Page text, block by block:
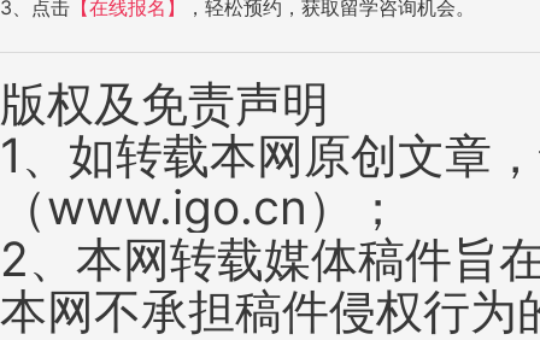
3、点击 【在线报名】 ，轻松预约，获取留学咨询机会。
版权及免责声明
1、如转载本网原创文章
（www.igo.cn）；
2、本网转载媒体稿件旨
本网不承担稿件侵权行为